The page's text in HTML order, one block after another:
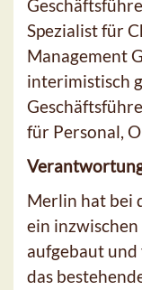
Spezialist für
Management
interimistisch
für Personal,
Merlin hat bei
ein inzwischen
aufgebaut
das